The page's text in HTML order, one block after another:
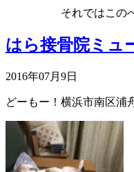
それではこの
はら接骨院ミュ
2016年07月9日
どーもー！横浜市南区浦